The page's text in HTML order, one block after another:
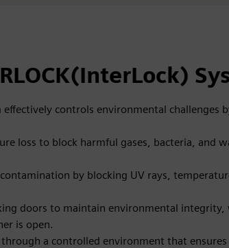
effectively controls environmental challenges
loss to block harmful gases, bacteria, and
by blocking UV rays,
doors to maintain environmental integrity,
is open.
a controlled environment that ensures